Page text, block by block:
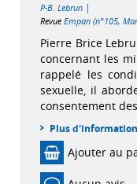
P-B. Lebrun |
Revue Empan (n°105,
Pierre Brice
concernant les
rappelé les
sexuelle, il
consentement
Plus
Ajouter au